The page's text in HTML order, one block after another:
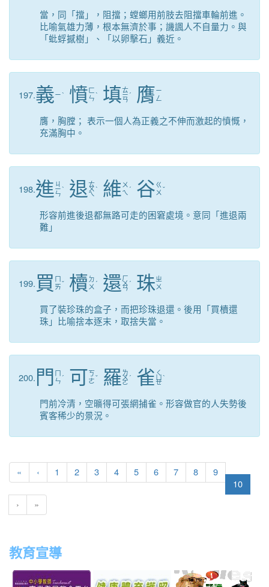
當，同「擋」，阻擋；螳螂用前肢去阻擋車輪前進。
比喻氣雄力薄，根本無濟於事；譏諷人不自量力。與
「蚍蜉撼樹」、「以卵擊石」義近。
197.義ㄧˋ 憤 ㄈ
ㄣˋ 填ㄊ
ㄧ
ㄢ
ˊ 膺ㄧ
ㄥ
膺，胸膛； 表示一個人為正義之不伸而激起的憤慨，
充滿胸中。
198.進 ㄐ
ㄧ
ㄣ
ˋ 退ㄊ
ㄨ
ㄟ
ˋ 維 ㄨ
ㄟ ˊ 谷ㄍ
ㄨ ˇ
形容前進後退都無路可走的困窘處境。意同「進退兩
難」
199.買 ㄇ
ㄞˇ 櫝 ㄉ
ㄨ ˊ 還ㄏ
ㄨ
ㄢ
ˊ 珠ㄓ
ㄨ
買了裝珍珠的盒子，而把珍珠退還。後用「買櫝還
珠」比喻捨本逐末，取捨失當。
200. 門 ㄇ
ㄣ ˊ 可ㄎ
ㄜˇ 羅 ㄌ
ㄨ
ㄛ
ˊ 雀 ㄑ
ㄩ
ㄝ
ˋ
門前冷清，空曠得可張網捕雀。形容做官的人失勢後
賓客稀少的景況。
« ‹ 1 2 3 4 5 6 7 8
9
10
› »
教育宣導
link
link
link